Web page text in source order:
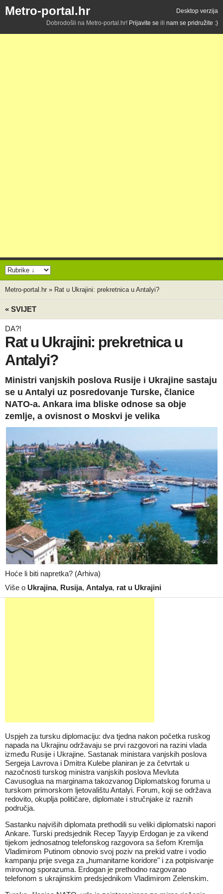
Metro-portal.hr
Desktop verzija
Dobrodošli na Metro-portal.hr! Prijavite se ili nam se pridružite :)
Metro-portal.hr » Rat u Ukrajini: prekretnica u Antalyi?
« SVIJET
DA?!
Rat u Ukrajini: prekretnica u
Antalyi?
Ministri vanjskih poslova Rusije i Ukrajine sastaju
se u Antalyi uz posredovanje Turske, članice
NATO-a. Ankara ima bliske odnose sa obje
zemlje, a ovisnost o Moskvi je velika
Hoće li biti napretka? (Arhiva)
Više o Ukrajina, Rusija, Antalya, rat u Ukrajini
Uspjeh za tursku diplomaciju: dva tjedna nakon početka ruskog
napada na Ukrajinu održavaju se prvi razgovori na razini vlada
između Rusije i Ukrajine. Sastanak ministara vanjskih poslova
Sergeja Lavrova i Dmitra Kulebe planiran je za četvrtak u
nazočnosti turskog ministra vanjskih poslova Mevluta
Cavusoglua na marginama takozvanog Diplomatskog foruma u ​​
turskom primorskom ljetovalištu Antalyi. Forum, koji se održava
redovito, okuplja političare, diplomate i stručnjake iz raznih
područja.
Sastanku najviših diplomata prethodili su veliki diplomatski napori
Ankare. Turski predsjednik Recep Tayyip Erdogan je za vikend
tijekom jednosatnog telefonskog razgovora sa šefom Kremlja
Vladimirom Putinom obnovio svoj poziv na prekid vatre i vodio
kampanju prije svega za „humanitarne koridore" i za potpisivanje
mirovnog sporazuma. Erdogan je prethodno razgovarao
telefonom s ukrajinskim predsjednikom Vladimirom Zelenskim.